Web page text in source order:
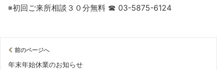
※初回ご来所相談３０分無料 ☎︎ 03-5875-6124
前のページへ
年末年始休業のお知らせ